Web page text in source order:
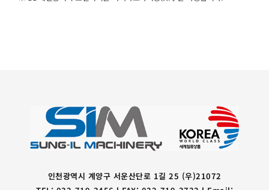
인천광역시 계양구 서운산단로 1길 25 (우)21072